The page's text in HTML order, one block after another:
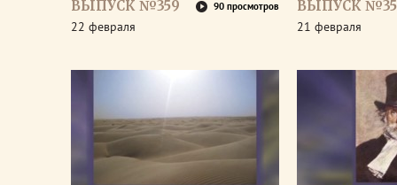
ВЫПУСК №359 90 просмотров
22 февраля
ВЫПУСК
21 февраля